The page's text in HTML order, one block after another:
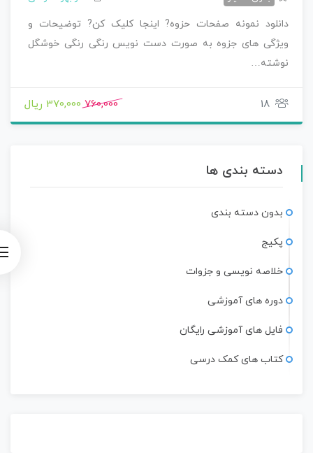
دانلود نمونه صفحات حزوه? اینجا کلیک کن? توضیحات و
ویژگی های جزوه به صورت دست نویس رنگی رنگی خوشگل
نوشته…
18
760,000 370,000 ریال
دسته بندی ها
بدون دسته بندی
پکیج
خلاصه نویسی و جزوات
دوره های آموزشی
فایل های آموزشی رایگان
کتاب های کمک درسی